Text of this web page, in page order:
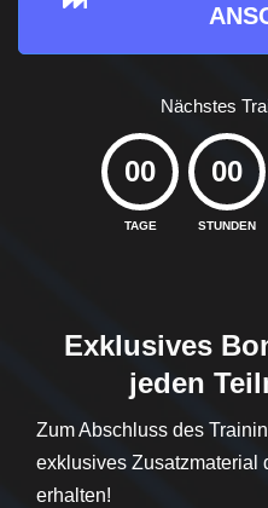
Nächstes
00
TAGE
00
STUNDEN
Exklusives
jeden
Zum Abschluss des
exklusives Zusatzmaterial
erhalten!